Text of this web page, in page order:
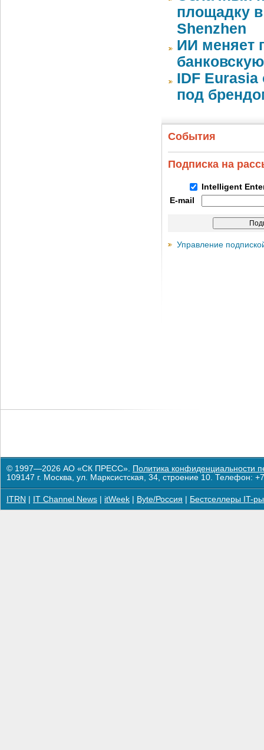
площадку в
Shenzhen
ИИ меняет
IDF
под
События
Подписка на
Intelligent
E-mail
Управление
© 1997—2026 АО «СК ПРЕСС». Политика конфиденциальности
109147 г. Москва, ул. Марксистская, 34, строение 10. Телефон:
ITRN IT Channel News itWeek Byte/Россия Бестселлеры IT-